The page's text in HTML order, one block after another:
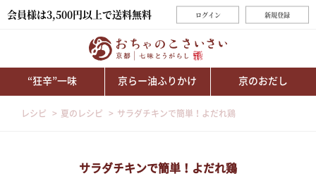
会員様は3,500円以上で送料無料 ログイン 新規登録
“狂辛”一味 京らー油ふりかけ 京のおだし
レシピ 夏のレシピ サラダチキンで簡単！よだれ鶏
サラダチキンで簡単！よだれ鶏